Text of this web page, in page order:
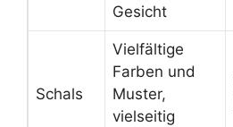
Gesicht
Schals
Vielfältige
Farben und
Muster,
vielseitig